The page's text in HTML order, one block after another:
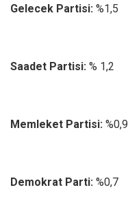
Gelecek Partisi: %1,5
Saadet Partisi: % 1,2
Memleket Partisi: %0,9
Demokrat Parti: %0,7